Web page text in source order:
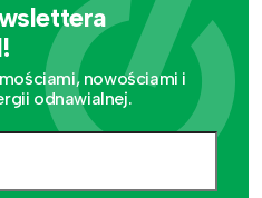
nowościami i
odnawialnej.